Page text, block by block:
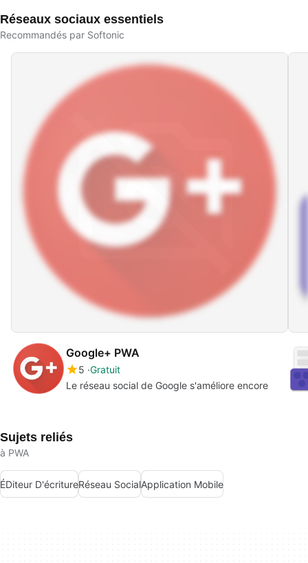
Réseaux sociaux essentiels
Recommandés par Softonic
Google+ PWA
5 Gratuit
Le réseau social de Google s'améliore encore
Sujets reliés
à PWA
ÉDiteur D'écritureRéseau SocialApplication Mobile